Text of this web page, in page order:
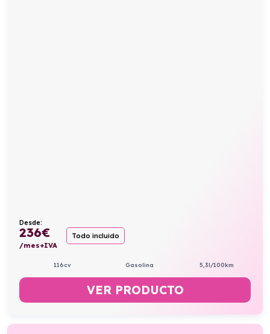
Desde:
236€
/mes+IVA
Todo incluido
116cv Gasolina 5,3l/100km
VER PRODUCTO